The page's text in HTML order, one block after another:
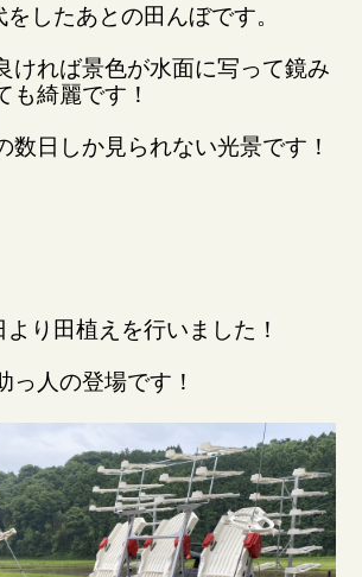
したあとの田んぼです。
ければ景色が水面に写って鏡み
も綺麗です！
数日しか見られない光景です！
り田植えを行いました！
っ人の登場です！